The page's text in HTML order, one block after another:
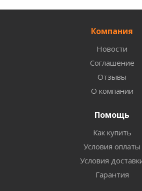
Компания
Новости
Соглашение
Отзывы
О компании
Помощь
Как купить
Условия оплаты
Условия
Гарантия